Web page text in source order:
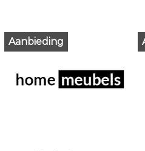
Aanbieding